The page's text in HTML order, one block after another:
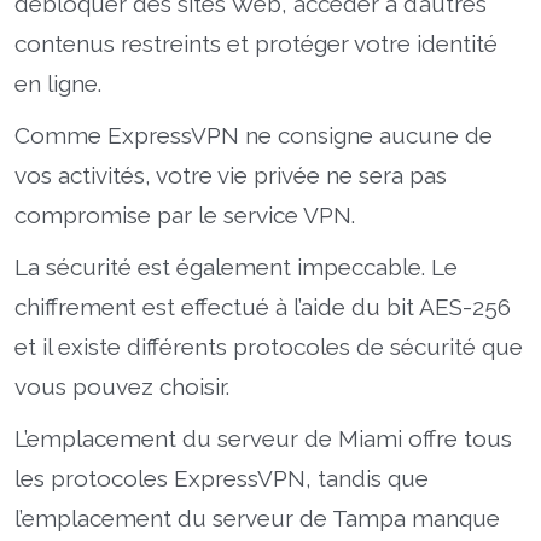
contenus restreints et protéger votre identité
en ligne.
Comme ExpressVPN ne consigne aucune de
vos activités, votre vie privée ne sera pas
compromise par le service VPN.
La sécurité est également impeccable. Le
chiffrement est effectué à l’aide du bit AES-256
et il existe différents protocoles de sécurité que
vous pouvez choisir.
L’emplacement du serveur de Miami offre tous
les protocoles ExpressVPN, tandis que
l’emplacement du serveur de Tampa manque